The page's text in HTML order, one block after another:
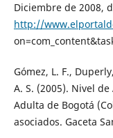
Diciembre de 2008,
http://
Gómez, L. F.,
A. S. (2005). Nivel
Adulta de Bogotá
asociados. Gaceta